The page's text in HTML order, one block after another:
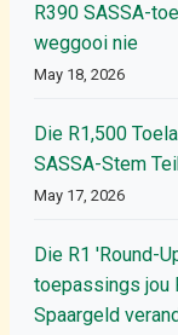
R390 SASSA-
weggooi nie
May 18, 2026
Die R1,500
SASSA-Stem
May 17, 2026
Die R1 'Round-
toepassings jou
Spaargeld